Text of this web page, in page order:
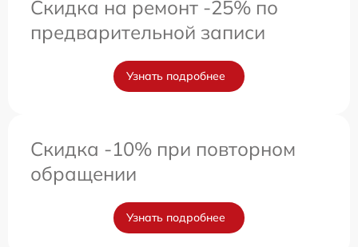
Скидка на ремонт -25% по
предварительной записи
Узнать подробнее
Скидка -10% при повторном
обращении
Узнать подробнее